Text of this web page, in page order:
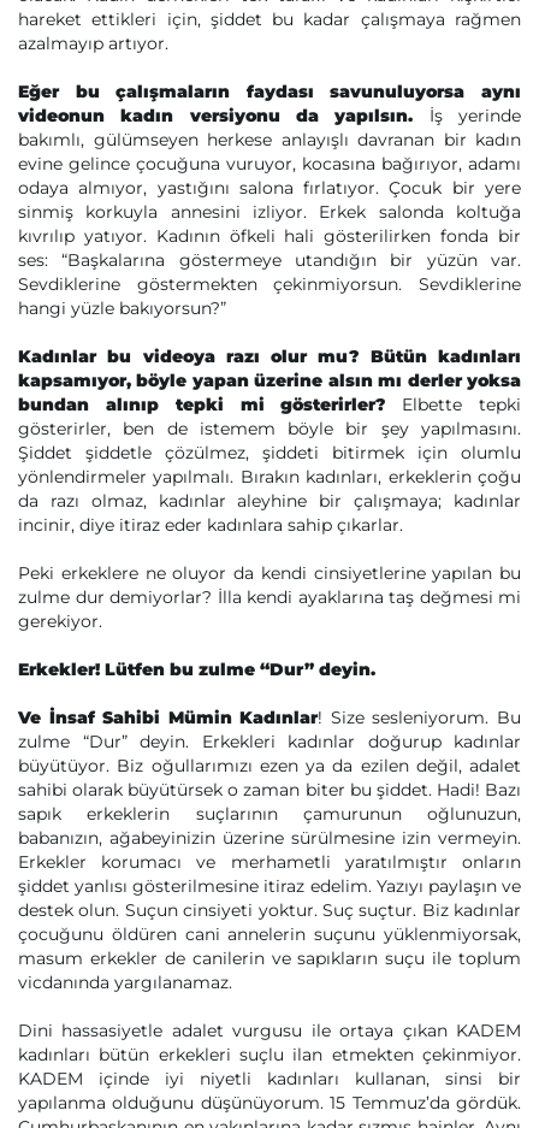
hareket ettikleri için, şiddet bu kadar çalışmaya rağmen
azalmayıp artıyor.
Eğer bu çalışmaların faydası savunuluyorsa aynı
videonun kadın versiyonu da yapılsın. İş yerinde
bakımlı, gülümseyen herkese anlayışlı davranan bir kadın
evine gelince çocuğuna vuruyor, kocasına bağırıyor, adamı
odaya almıyor, yastığını salona fırlatıyor. Çocuk bir yere
sinmiş korkuyla annesini izliyor. Erkek salonda koltuğa
kıvrılıp yatıyor. Kadının öfkeli hali gösterilirken fonda bir
ses: “Başkalarına göstermeye utandığın bir yüzün var.
Sevdiklerine göstermekten çekinmiyorsun. Sevdiklerine
hangi yüzle bakıyorsun?”
Kadınlar bu videoya razı olur mu? Bütün kadınları
kapsamıyor, böyle yapan üzerine alsın mı derler yoksa
bundan alınıp tepki mi gösterirler? Elbette tepki
gösterirler, ben de istemem böyle bir şey yapılmasını.
Şiddet şiddetle çözülmez, şiddeti bitirmek için olumlu
yönlendirmeler yapılmalı. Bırakın kadınları, erkeklerin çoğu
da razı olmaz, kadınlar aleyhine bir çalışmaya; kadınlar
incinir, diye itiraz eder kadınlara sahip çıkarlar.
Peki erkeklere ne oluyor da kendi cinsiyetlerine yapılan bu
zulme dur demiyorlar? İlla kendi ayaklarına taş değmesi mi
gerekiyor.
Erkekler! Lütfen bu zulme “Dur” deyin.
Ve İnsaf Sahibi Mümin Kadınlar! Size sesleniyorum. Bu
zulme “Dur” deyin. Erkekleri kadınlar doğurup kadınlar
büyütüyor. Biz oğullarımızı ezen ya da ezilen değil, adalet
sahibi olarak büyütürsek o zaman biter bu şiddet. Hadi! Bazı
sapık erkeklerin suçlarının çamurunun oğlunuzun,
babanızın, ağabeyinizin üzerine sürülmesine izin vermeyin.
Erkekler korumacı ve merhametli yaratılmıştır onların
şiddet yanlısı gösterilmesine itiraz edelim. Yazıyı paylaşın ve
destek olun. Suçun cinsiyeti yoktur. Suç suçtur. Biz kadınlar
çocuğunu öldüren cani annelerin suçunu yüklenmiyorsak,
masum erkekler de canilerin ve sapıkların suçu ile toplum
vicdanında yargılanamaz.
Dini hassasiyetle adalet vurgusu ile ortaya çıkan KADEM
kadınları bütün erkekleri suçlu ilan etmekten çekinmiyor.
KADEM içinde iyi niyetli kadınları kullanan, sinsi bir
yapılanma olduğunu düşünüyorum. 15 Temmuz’da gördük.